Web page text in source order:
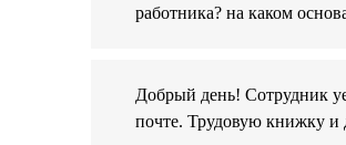
работника? на каком
Добрый день! Сотрудник
почте. Трудовую книжку и